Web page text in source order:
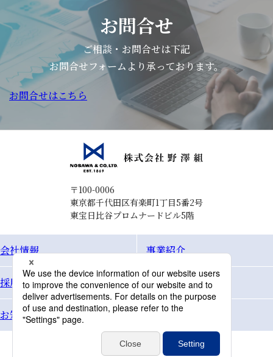
お問合せ
ご相談・お問合せは下記
お問合せフォームより承っております。
お問合せはこちら
〒100-0006
東京都千代田区有楽町1丁目5番2号
東宝日比谷プロムナードビル5階
会社情報 事業紹介
採用情報 Topics
お知らせ お問合せ
個人情報保護方針 サイトマップ